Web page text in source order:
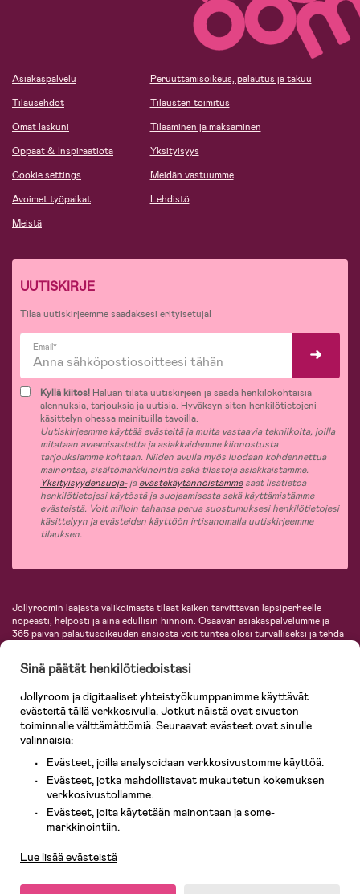
Asiakaspalvelu
Tilausehdot
Omat laskuni
Oppaat & Inspiraatiota
Cookie settings
Avoimet työpaikat
Meistä
Peruuttamisoikeus, palautus ja takuu
Tilausten toimitus
Tilaaminen ja maksaminen
Yksityisyys
Meidän vastuumme
Lehdistö
UUTISKIRJE
Tilaa uutiskirjeemme saadaksesi erityisetuja!
Email*
Kyllä kiitos! Haluan tilata uutiskirjeen ja saada henkilökohtaisia
alennuksia, tarjouksia ja uutisia. Hyväksyn siten henkilötietojeni
käsittelyn ohessa mainituilla tavoilla.
Uutiskirjeemme käyttää evästeitä ja muita vastaavia tekniikoita, joilla
mitataan avaamisastetta ja asiakkaidemme kiinnostusta
tarjouksiamme kohtaan. Niiden avulla myös luodaan kohdennettua
mainontaa, sisältömarkkinointia sekä tilastoja asiakkaistamme.
Yksityisyydensuoja-jaevästekäytännöistämmesaat lisätietoa
henkilötietojesi käytöstä ja suojaamisesta sekä käyttämistämme
evästeistä. Voit milloin tahansa perua suostumuksesi henkilötietojesi
käsittelyyn ja evästeiden käyttöön irtisanomalla uutiskirjeemme
tilauksen.
Jollyroomin laajasta valikoimasta tilaat kaiken tarvittavan lapsiperheelle
nopeasti, helposti ja aina edullisin hinnoin. Osaavan asiakaspalvelumme ja
365 päivän palautusoikeuden ansiosta voit tuntea olosi turvalliseksi ja tehdä
lastentarvikkeita sekä paljon muuta. Meiltä löydät lukuisia tunnettuja
KidKraft, Ergobaby, Philips Avent, Neonate, Cybex, LEGO ja monia muita!
Tervetuloa shoppailemaan Pohjoismaiden suurimpaan lastentarvikkeiden
verkkokauppaan!
Sinä päätät henkilötiedoistasi
Jollyroom ja digitaaliset yhteistyökumppanimme käyttävät
evästeitä tällä verkkosivulla. Jotkut näistä ovat sivuston
toiminnalle välttämättömiä. Seuraavat evästeet ovat sinulle
valinnaisia:
Evästeet, joilla analysoidaan verkkosivustomme käyttöä.
Evästeet, jotka mahdollistavat mukautetun kokemuksen
verkkosivustollamme.
Evästeet, joita käytetään mainontaan ja some-
markkinointiin.
Lue lisää evästeistä